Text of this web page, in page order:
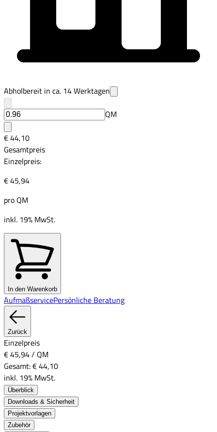
Abholbereit in ca. 14Werktagen
QM
€ 44,10
Gesamtpreis
Einzelpreis:
€ 45,94
pro QM
inkl. 19% MwSt.
In den Warenkorb
AufmaßservicePersönliche Beratung
Zurück
Einzelpreis
€ 45,94/ QM
Gesamt:€ 44,10
inkl. 19% MwSt.
Überblick
Downloads & Sicherheit
Projektvorlagen
Zubehör